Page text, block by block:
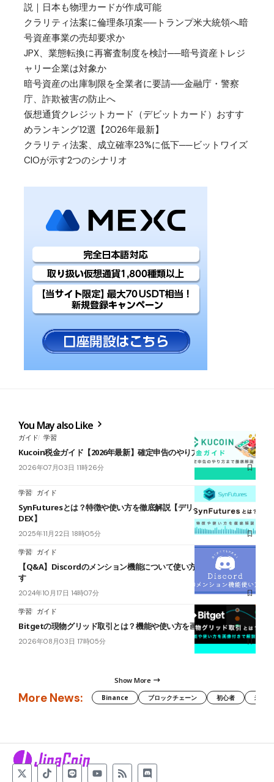
説｜日本も物理カードが作成可能
クラリティ法案に倫理条項案──トランプ米大統領へ暗
号資産事業の売却要求か
JPX、業態転換に再審査制度を検討──暗号資産トレジ
ャリー企業は対象か
暗号資産の出庫制限を全業者に要請──金融庁・警察
庁、詐欺被害の防止へ
仮想通貨クレジットカード（デビットカード）おすす
めランキング12選【2026年最新】
クラリティ法案、成立確率23%に低下──ビットワイズ
CIOが示す2つのシナリオ
You May also Like
ガイド 学習
Kucoin税金ガイド【2026年最新】確定申告のやり方まで解説
2026年07月03日 11時26分
学習 ガイド
SynFuturesとは？特徴や使い方を徹底解説【デリバティブ特化の
DEX】
2025年11月22日 18時05分
学習 ガイド
【Q&A】Discordのメンション機能について使い方など知りたいで
す
2024年10月17日 14時07分
学習 ガイド
Bitgetの現物グリッド取引とは？機能や使い方を画像付きで解説！
2026年08月03日 17時05分
Show More
More News: Binance ブロックチェーン 初心者 米国